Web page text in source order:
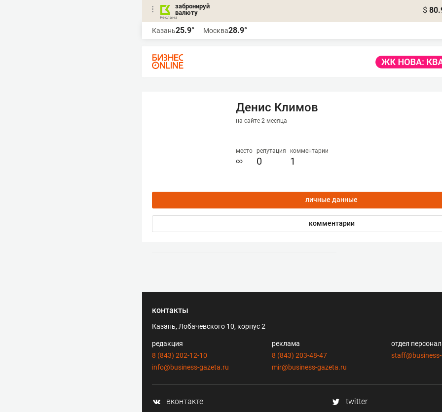
забронируй
валюту
$
Казань25.9° Москва28.9°
Денис Климов
на сайте 2 месяца
место
∞
репутация
0
комментарии
1
личные данные
комментарии
контакты
Казань, Лобачевского 10, корпус 2
редакция
8 (843) 202-12-10
info@business-gazeta.ru
реклама
8 (843) 203-48-47
mir@business-gazeta.ru
отдел
вконтакте
twitter